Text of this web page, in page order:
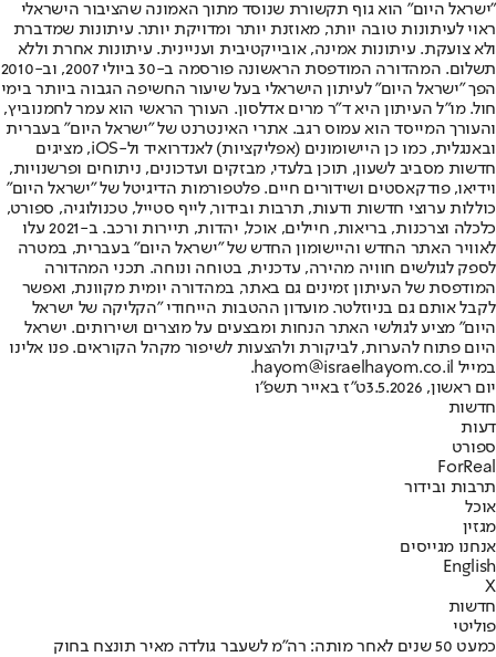
"ישראל היום" הוא גוף תקשורת שנוסד מתוך האמונה שהציבור הישראלי
ראוי לעיתונות טובה יותר, מאוזנת יותר ומדויקת יותר. עיתונות שמדברת
ולא צועקת. עיתונות אמינה, אובייקטיבית ועניינית. עיתונות אחרת וללא
תשלום. המהדורה המודפסת הראשונה פורסמה ב-30 ביולי 2007, וב-2010
הפך "ישראל היום" לעיתון הישראלי בעל שיעור החשיפה הגבוה ביותר בימי
חול. מו"ל העיתון היא ד"ר מרים אדלסון. העורך הראשי הוא עמר לחמנוביץ,
והעורך המייסד הוא עמוס רגב. אתרי האינטרנט של "ישראל היום" בעברית
ובאנגלית, כמו כן היישומונים (אפליקציות) לאנדרואיד ול-iOS, מציגים
חדשות מסביב לשעון, תוכן בלעדי, מבזקים ועדכונים, ניתוחים ופרשנויות,
וידיאו, פודקאסטים ושידורים חיים. פלטפורמות הדיגיטל של "ישראל היום"
כוללות ערוצי חדשות ודעות, תרבות ובידור, לייף סטייל, טכנולוגיה, ספורט,
כלכלה וצרכנות, בריאות, חיילים, אוכל, יהדות, תיירות ורכב. ב-2021 עלו
לאוויר האתר החדש והיישומון החדש של "ישראל היום" בעברית, במטרה
לספק לגולשים חוויה מהירה, עדכנית, בטוחה ונוחה. תכני המהדורה
המודפסת של העיתון זמינים גם באתר, במהדורה יומית מקוונת, ואפשר
לקבל אותם גם בניוזלטר. מועדון ההטבות הייחודי "הקליקה של ישראל
היום" מציע לגולשי האתר הנחות ומבצעים על מוצרים ושירותים. ישראל
היום פתוח להערות, לביקורת ולהצעות לשיפור מקהל הקוראים. פנו אלינו
במייל hayom@israelhayom.co.il.
יום ראשון, 3.5.2026
ט"ז באייר תשפ"ו
חדשות
דעות
ספורט
ForReal
תרבות ובידור
אוכל
מגזין
אנחנו מגייסים
English
X
חדשות
פוליטי
כמעט 50 שנים לאחר מותה: רה"מ לשעבר גולדה מאיר תונצח בחוק